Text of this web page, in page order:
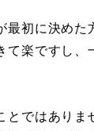
初に決めた
楽ですし
ではありま